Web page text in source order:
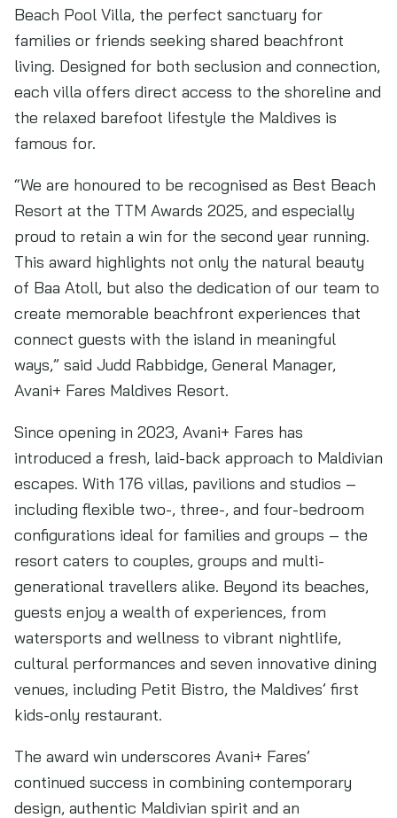
Beach Pool Villa, the perfect sanctuary for
families or friends seeking shared beachfront
living. Designed for both seclusion and connection,
each villa offers direct access to the shoreline and
the relaxed barefoot lifestyle the Maldives is
famous for.
“We are honoured to be recognised as Best Beach
Resort at the TTM Awards 2025, and especially
proud to retain a win for the second year running.
This award highlights not only the natural beauty
of Baa Atoll, but also the dedication of our team to
create memorable beachfront experiences that
connect guests with the island in meaningful
ways,” said Judd Rabbidge, General Manager,
Avani+ Fares Maldives Resort.
Since opening in 2023, Avani+ Fares has
introduced a fresh, laid-back approach to Maldivian
escapes. With 176 villas, pavilions and studios –
including flexible two-, three-, and four-bedroom
configurations ideal for families and groups – the
resort caters to couples, groups and multi-
generational travellers alike. Beyond its beaches,
guests enjoy a wealth of experiences, from
watersports and wellness to vibrant nightlife,
cultural performances and seven innovative dining
venues, including Petit Bistro, the Maldives’ first
kids-only restaurant.
The award win underscores Avani+ Fares’
continued success in combining contemporary
design, authentic Maldivian spirit and an